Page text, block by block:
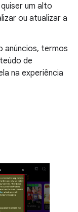
um alto
ou atualizar a
anúncios, termos
de
na experiência